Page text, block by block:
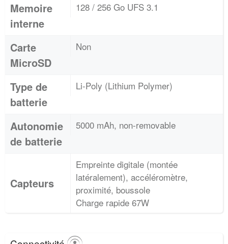
Memoire
interne
128 / 256 Go UFS 3.1
Carte
MicroSD
Non
Type de
batterie
Li-Poly (Lithium Polymer)
Autonomie
de batterie
5000 mAh, non-removable
Capteurs
Empreinte digitale (montée
latéralement), accéléromètre,
proximité, boussole
Charge rapide 67W